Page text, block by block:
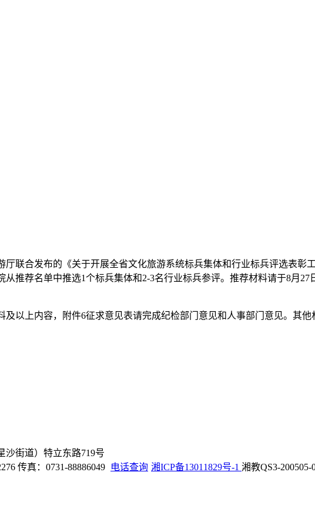
联合发布的《关于开展全省文化旅游系统标兵集体和行业标兵评选表彰
推荐名单中推选1个标兵集体和2-3名行业标兵参评。推荐材料请于8月27
及以上内容，附件6征求意见表请完成纪检部门意见和人事部门意见。其他
沙街道）特立东路719号
传真：0731-88886049
电话查询 湘ICP备13011829号-1 湘教QS3-200505-